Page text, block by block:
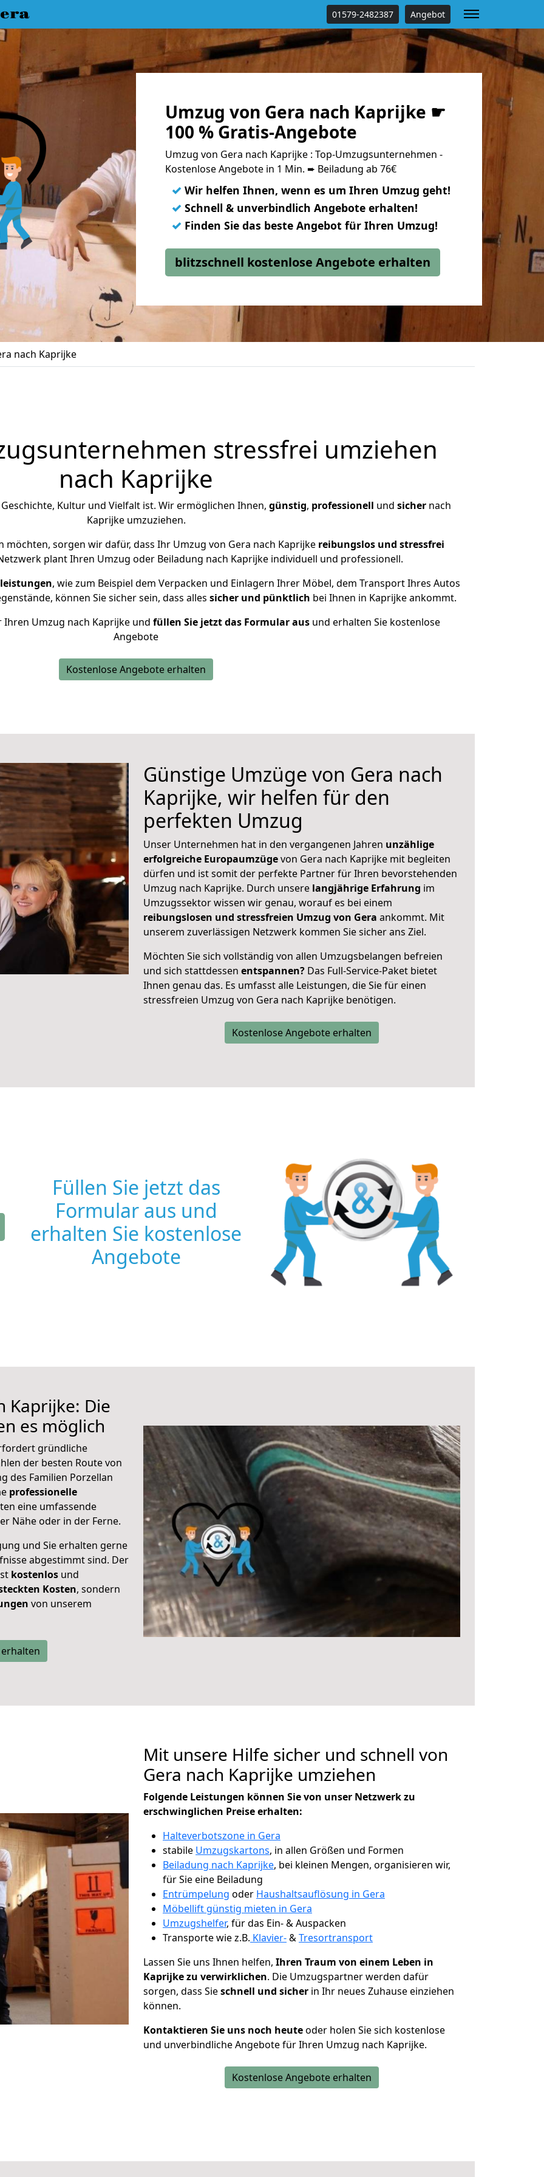
01579-2482387 Angebot
Umzug von Gera nach Kaprijke ☛
100 % Gratis-Angebote
Umzug von Gera nach Kaprijke : Top-Umzugsunternehmen -
Kostenlose Angebote in 1 Min. ➨ Beiladung ab 76€
✓ Wir helfen Ihnen, wenn es um Ihren Umzug geht!
✓ Schnell & unverbindlich Angebote erhalten!
✓ Finden Sie das beste Angebot für Ihren Umzug!
blitzschnell kostenlose Angebote erhalten
nach Kaprijke
stressfrei umziehen
nach Kaprijke
Kultur und Vielfalt ist. Wir ermöglichen Ihnen, günstig, professionell und sicher nach
Kaprijke umzuziehen.
möchten, sorgen wir dafür, dass Ihr Umzug von Gera nach Kaprijke reibungslos und stressfrei
plant Ihren Umzug oder Beiladung nach Kaprijke individuell und professionell.
, wie zum Beispiel dem Verpacken und Einlagern Ihrer Möbel, dem Transport Ihres Autos
können Sie sicher sein, dass alles sicher und pünktlich bei Ihnen in Kaprijke ankommt.
Umzug nach Kaprijke und füllen Sie jetzt das Formular aus und erhalten Sie kostenlose
Angebote
Kostenlose Angebote erhalten
Günstige Umzüge von Gera nach
Kaprijke, wir helfen für den
perfekten Umzug
Unser Unternehmen hat in den vergangenen Jahren unzählige
erfolgreiche Europaumzügevon Gera nach Kaprijke mit begleiten
dürfen und ist somit der perfekte Partner für Ihren bevorstehenden
Umzug nach Kaprijke. Durch unsere langjährige Erfahrung im
Umzugssektor wissen wir genau, worauf es bei einem
reibungslosen und stressfreien Umzug von Gera ankommt. Mit
unserem zuverlässigen Netzwerk kommen Sie sicher ans Ziel.
Möchten Sie sich vollständig von allen Umzugsbelangen befreien
und sich stattdessen entspannen? Das Full-Service-Paket bietet
Ihnen genau das. Es umfasst alle Leistungen, die Sie für einen
stressfreien Umzug von Gera nach Kaprijke benötigen.
Kostenlose Angebote erhalten
Füllen Sie jetzt das
Formular aus und
erhalten Sie kostenlose
Angebote
Kaprijke: Die
es möglich
gründliche
der besten Route von
des Familien Porzellan
professionelle
eine umfassende
Nähe oder in der Ferne.
und Sie erhalten gerne
abgestimmt sind. Der
kostenlos und
Kosten, sondern
von unserem
Mit unsere Hilfe sicher und schnell von
Gera nach Kaprijke umziehen
Folgende Leistungen können Sie von unser Netzwerk zu
erschwinglichen Preise erhalten:
Halteverbotszone in Gera
stabile Umzugskartons, in allen Größen und Formen
Beiladung nach Kaprijke, bei kleinen Mengen, organisieren wir,
für Sie eine Beiladung
Entrümpelung oder Haushaltsauflösung in Gera
Möbellift günstig mieten in Gera
Umzugshelfer, für das Ein- & Auspacken
Transporte wie z.B. Klavier-&Tresortransport
Lassen Sie uns Ihnen helfen, Ihren Traum von einem Leben in
Kaprijke zu verwirklichen. Die Umzugspartner werden dafür
sorgen, dass Sieschnell und sicher in Ihr neues Zuhause einziehen
können.
Kontaktieren Sie uns noch heuteoder holen Sie sich kostenlose
und unverbindliche Angebote für Ihren Umzug nach Kaprijke.
Kostenlose Angebote erhalten